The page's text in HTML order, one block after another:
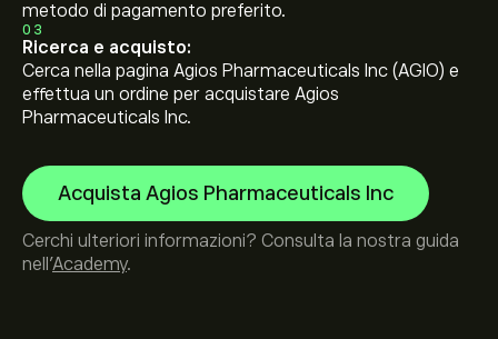
metodo di pagamento preferito.
03
Ricerca e acquisto:
Cerca nella pagina Agios Pharmaceuticals Inc (AGIO) e
effettua un ordine per acquistare Agios
Pharmaceuticals Inc.
Acquista Agios Pharmaceuticals Inc
Cerchi ulteriori informazioni? Consulta la nostra guida
nell’Academy.